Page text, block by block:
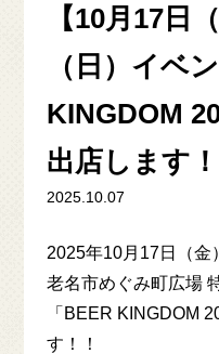
【10月17日
（日）イベ
KINGDOM
出店します！
2025.10.07
2025年10月17日（金
老名市めぐみ町広場
「BEER KINGDOM
す！！